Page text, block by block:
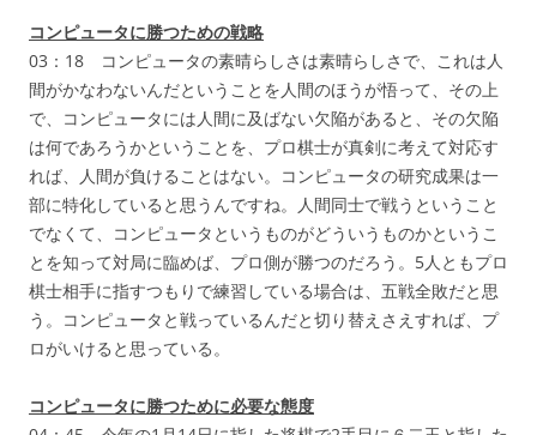
コンピュータに勝つための戦略
03：18 コンピュータの素晴らしさは素晴らしさで、これは人
間がかなわないんだということを人間のほうが悟って、その上
で、コンピュータには人間に及ばない欠陥があると、その欠陥
は何であろうかということを、プロ棋士が真剣に考えて対応す
れば、人間が負けることはない。コンピュータの研究成果は一
部に特化していると思うんですね。人間同士で戦うということ
でなくて、コンピュータというものがどういうものかというこ
とを知って対局に臨めば、プロ側が勝つのだろう。5人ともプロ
棋士相手に指すつもりで練習している場合は、五戦全敗だと思
う。コンピュータと戦っているんだと切り替えさえすれば、プ
ロがいけると思っている。
コンピュータに勝つために必要な態度